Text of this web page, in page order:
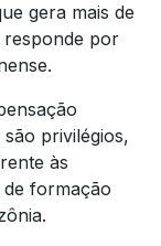
gera mais de
responde por
privilégios,
às
de formação